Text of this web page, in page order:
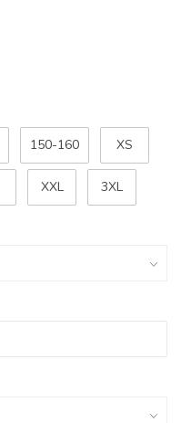
150-160 XS
XXL 3XL